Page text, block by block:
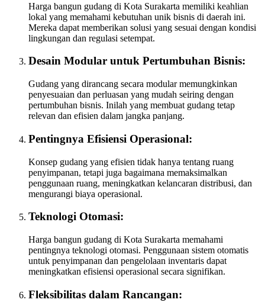
Harga bangun gudang di Kota Surakarta memiliki keahlian
lokal yang memahami kebutuhan unik bisnis di daerah ini.
Mereka dapat memberikan solusi yang sesuai dengan kondisi
lingkungan dan regulasi setempat.
Desain Modular untuk Pertumbuhan Bisnis:
Gudang yang dirancang secara modular memungkinkan
penyesuaian dan perluasan yang mudah seiring dengan
pertumbuhan bisnis. Inilah yang membuat gudang tetap
relevan dan efisien dalam jangka panjang.
Pentingnya Efisiensi Operasional:
Konsep gudang yang efisien tidak hanya tentang ruang
penyimpanan, tetapi juga bagaimana memaksimalkan
penggunaan ruang, meningkatkan kelancaran distribusi, dan
mengurangi biaya operasional.
Teknologi Otomasi:
Harga bangun gudang di Kota Surakarta memahami
pentingnya teknologi otomasi. Penggunaan sistem otomatis
untuk penyimpanan dan pengelolaan inventaris dapat
meningkatkan efisiensi operasional secara signifikan.
Fleksibilitas dalam Rancangan: